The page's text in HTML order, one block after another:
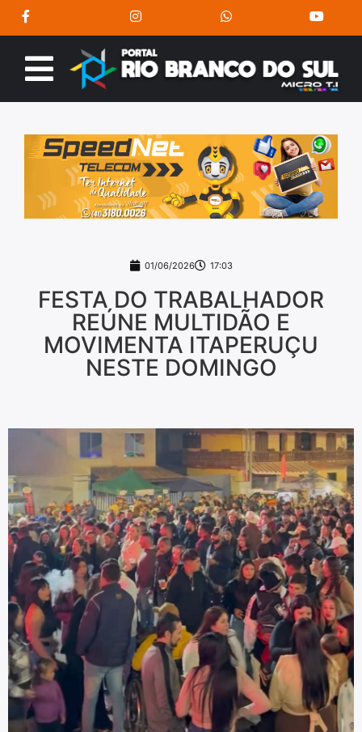
01/06/2026 17:03
FESTA DO TRABALHADOR
REÚNE MULTIDÃO E
MOVIMENTA ITAPERUÇU
NESTE DOMINGO